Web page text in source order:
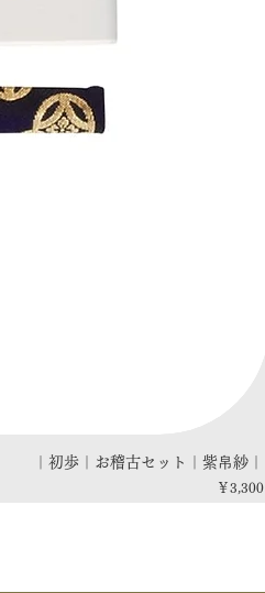
｜初歩｜お稽古セット｜紫帛紗｜
価格
￥3,300